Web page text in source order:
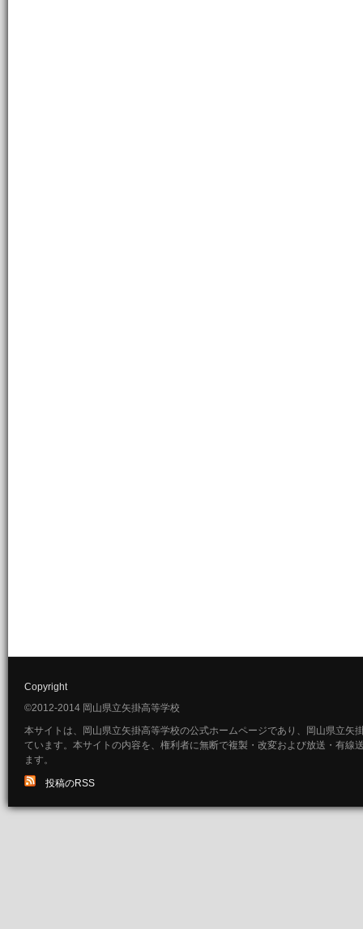
Copyright
©2012-2014 岡山県立矢掛高等学校
本サイトは、岡山県立矢掛高等学校の公式ホームページであり、岡山県立矢
ています。本サイトの内容を、権利者に無断で複製・改変および放送・有線
ます。
投稿のRSS